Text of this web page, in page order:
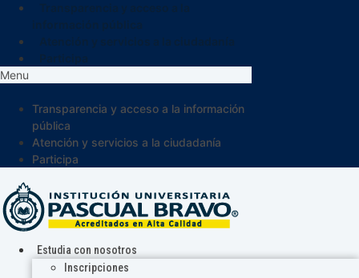
Menu
Transparencia y acceso a la información
pública
Atención y servicios a la ciudadanía
Participa
Estudia con nosotros
Inscripciones